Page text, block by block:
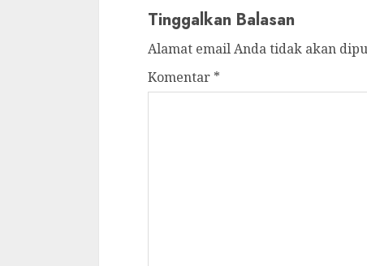
Tinggalkan Balasan
Alamat email Anda tidak akan
Komentar *